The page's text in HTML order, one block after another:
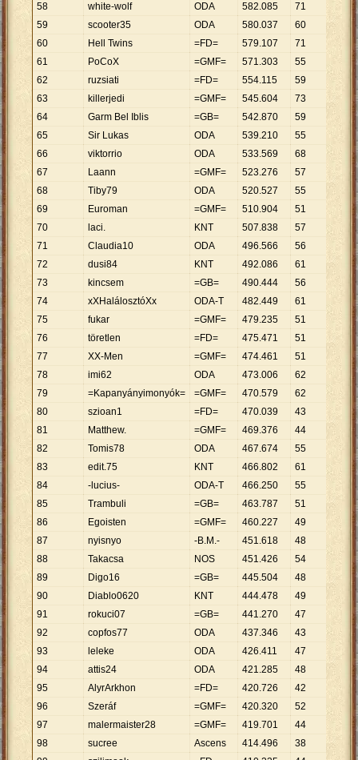
58
white-wolf ODA 582.085 71 . 198
59
scooter35 ODA 580.037 60 9
667
60
Hell Twins =FD= 579.107 71
156
61
PoCoX =GMF= 571.303 55
62
ruzsiati =FD= 554.115 59
392
63
killerjedi =GMF= 545.604 73
474
64
Garm Bel Iblis =GB= 542.870 59 9
201
65
Sir Lukas ODA 539.210 55
66
viktorrio ODA 533.569 68 7.
847
67
Laann =GMF= 523.276 57 9
180
68
Tiby79 ODA 520.527 55
464
69
Euroman =GMF= 510.904 51 10
70
laci. KNT 507.838 57
71
Claudia10 ODA 496.566 56 . 867
72
dusi84 KNT 492.086 61 8
067
73
kincsem =GB= 490.444 56 8
758
74
xXHalálosztóXx ODA-T 482.449 61
909
75
fukar =GMF= 479.235 51 .
397
76
töretlen =FD= 475.471 51 9
323
77
XX-Men =GMF= 474.461 51 9
303
78
imi62 ODA 473.006 62
629
79
=Kapanyányimonyók= =GMF= 470.579 62 7.
80
szioan1 =FD= 470.039 43 10
81
Matthew. =GMF= 469.376 44
82
Tomis78 ODA 467.674 55 . 503
83
edit.75 KNT 466.802 61
652
84
-lucius- ODA-T 466.250 55 .
85
Trambuli =GB= 463.787 51 9
094
86
Egoisten =GMF= 460.227 49 9
392
87
nyisnyo -B.M.- 451.618 48
409
88
Takacsa NOS 451.426 54 8.
360
89
Digo16 =GB= 445.504 48 9
281
90
Diablo0620 KNT 444.478 49
071
91
rokuci07 =GB= 441.270 47
389
92
copfos77 ODA 437.346 43
93
leleke ODA 426.411 47 9
073
94
attis24 ODA 421.285 48
777
95
AlyrArkhon =FD= 420.726 42 10
96
Szeráf =GMF= 420.320 52
083
97
malermaister28 =GMF= 419.701 44 . 539
98
sucree Ascens 414.496 38 10